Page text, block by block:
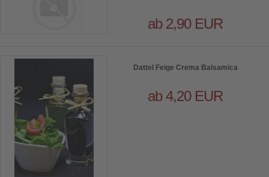
ab 2,90 EUR
Dattel Feige Crema Balsamica
ab 4,20 EUR